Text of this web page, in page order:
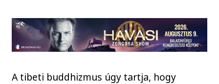
A tibeti buddhizmus úgy tartja, hogy